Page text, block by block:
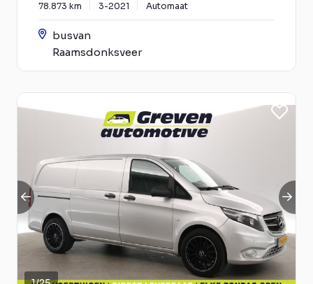
78.873 km 3-2021 Automaat
busvan
Raamsdonksveer